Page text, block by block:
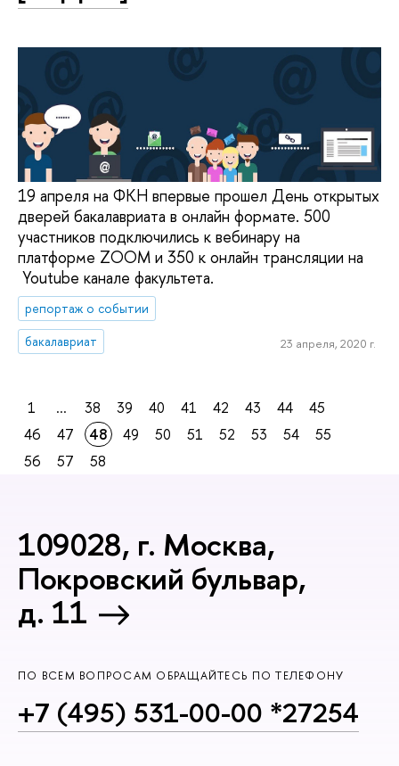
19 апреля на ФКН впервые прошел День открытых
дверей бакалавриата в онлайн формате. 500
участников подключились к вебинару на
платформе ZOOM и 350 к онлайн трансляции на
Youtube канале факультета.
репортаж о событии
бакалавриат
23 апреля, 2020 г.
1 ... 38 39 40 41 42 43 44
45
46
47 48 49 50 51 52 53 54
55
56
57 58
109028, г. Москва,
Покровский бульвар,
д. 11
ПО ВСЕМ ВОПРОСАМ ОБРАЩАЙТЕСЬ ПО ТЕЛЕФОНУ
+7 (495) 531-00-00 *27254